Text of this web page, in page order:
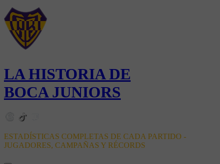
LA HISTORIA DE
BOCA JUNIORS
ESTADÍSTICAS COMPLETAS DE CADA PARTIDO -
JUGADORES, CAMPAÑAS Y RÉCORDS